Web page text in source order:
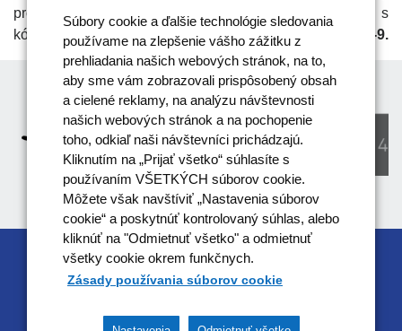
projektZEFEKTÍVNENÝ NAJVYŠŠÍ SÚD-FÁZA 1
s
kódom vyzvania (číslo)
OPEVS-PO2-SC2.1-SC2.2-2018-9.
RIADIACIM ORGÁNOM OPERAČNÉHO
PROGRAMU EFEKTÍVNA VEREJNÁ SPRÁVA JE
Súbory cookie a ďalšie technológie sledovania
používame na zlepšenie vášho zážitku z
prehliadania našich webových stránok, na to,
aby sme vám zobrazovali prispôsobený obsah
a cielené reklamy, na analýzu návštevnosti
našich webových stránok a na pochopenie
toho, odkiaľ naši návštevníci prichádzajú.
Kliknutím na „Prijať všetko“ súhlasíte s
používaním VŠETKÝCH súborov cookie.
Môžete však navštíviť „Nastavenia súborov
cookie“ a poskytnúť kontrolovaný súhlas, alebo
kliknúť na "Odmietnuť všetko" a odmietnuť
všetky cookie okrem funkčnych.
Zásady používania súborov cookie